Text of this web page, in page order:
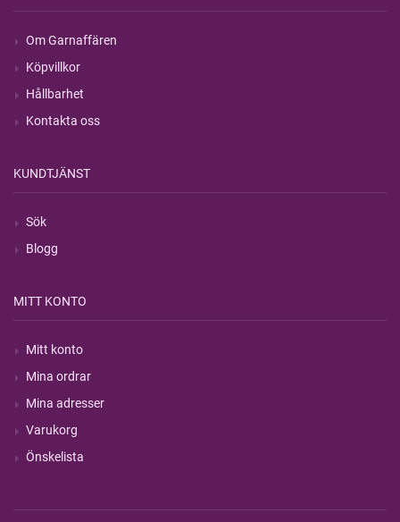
Om Garnaffären
Köpvillkor
Hållbarhet
Kontakta oss
KUNDTJÄNST
Sök
Blogg
MITT KONTO
Mitt konto
Mina ordrar
Mina adresser
Varukorg
Önskelista